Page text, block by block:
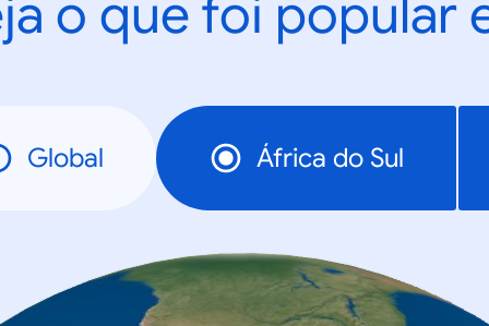
o que foi popular
Global África do Sul